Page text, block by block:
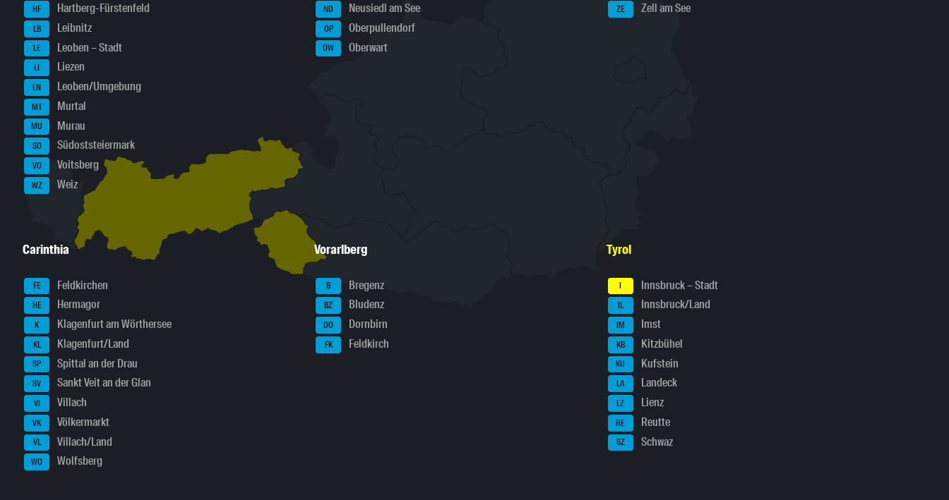
HF Hartberg-Fürstenfeld
LB Leibnitz
LE Leoben – Stadt
LI Liezen
LN Leoben/Umgebung
MT Murtal
MU Murau
SO Südoststeiermark
VO Voitsberg
WZ Weiz
ND Neusiedl am See
OP Oberpullendorf
OW Oberwart
ZE Zell am See
Carinthia
FE Feldkirchen
HE Hermagor
K Klagenfurt am Wörthersee
KL Klagenfurt/Land
SP Spittal an der Drau
SV Sankt Veit an der Glan
VI Villach
VK Völkermarkt
VL Villach/Land
WO Wolfsberg
Vorarlberg
B Bregenz
BZ Bludenz
DO Dornbirn
FK Feldkirch
Tyrol
I Innsbruck – Stadt
IL Innsbruck/Land
IM Imst
KB Kitzbühel
KU Kufstein
LA Landeck
LZ Lienz
RE Reutte
SZ Schwaz